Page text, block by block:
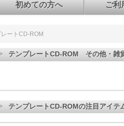
初めての方へ ご利
ートCD-ROM
テンプレートCD-ROM その他・雑
テンプレートCD-ROMの注目アイテ